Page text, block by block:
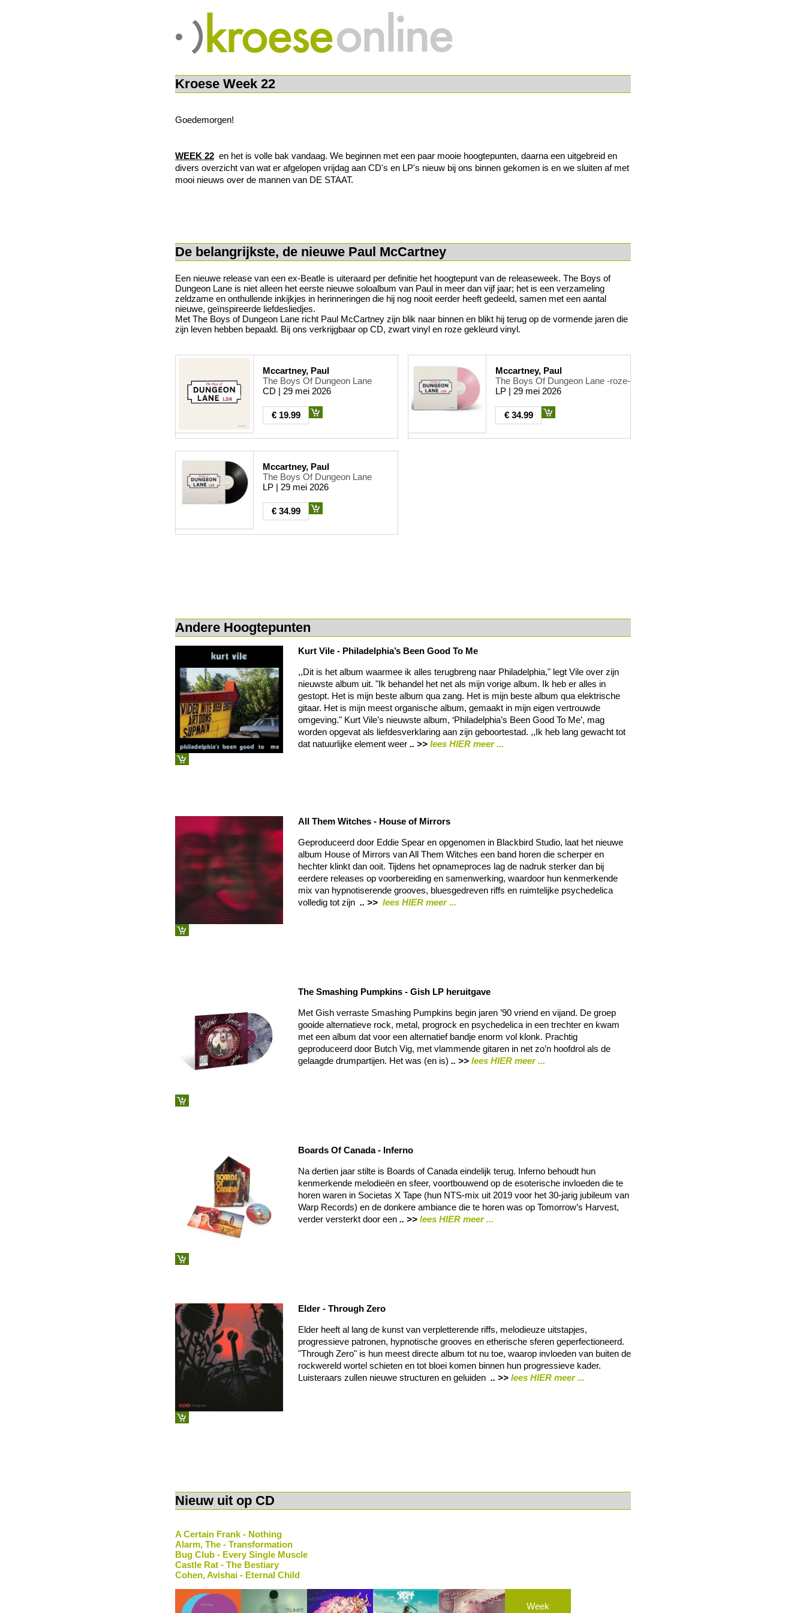
Kroese Week 22
Goedemorgen!
WEEK 22 en het is volle bak vandaag. We beginnen met een paar mooie hoogtepunten, daarna een uitgebreid en
divers overzicht van wat er afgelopen vrijdag aan CD's en LP's nieuw bij ons binnen gekomen is en we sluiten af met
mooi nieuws over de mannen van DE STAAT.
De belangrijkste, de nieuwe Paul McCartney
Een nieuwe release van een ex-Beatle is uiteraard per definitie het hoogtepunt van de releaseweek. The Boys of
Dungeon Lane is niet alleen het eerste nieuwe soloalbum van Paul in meer dan vijf jaar; het is een verzameling
zeldzame en onthullende inkijkjes in herinneringen die hij nog nooit eerder heeft gedeeld, samen met een aantal
nieuwe, geïnspireerde liefdesliedjes.
Met The Boys of Dungeon Lane richt Paul McCartney zijn blik naar binnen en blikt hij terug op de vormende jaren die
zijn leven hebben bepaald. Bij ons verkrijgbaar op CD, zwart vinyl en roze gekleurd vinyl.
Mccartney, Paul
The Boys Of Dungeon Lane
CD | 29 mei 2026
€ 19.99
Mccartney, Paul
The Boys Of Dungeon Lane -roze-
LP | 29 mei 2026
€ 34.99
Mccartney, Paul
The Boys Of Dungeon Lane
LP | 29 mei 2026
€ 34.99
Andere Hoogtepunten
Kurt Vile - Philadelphia’s Been Good To Me
,,Dit is het album waarmee ik alles terugbreng naar Philadelphia," legt Vile over zijn
nieuwste album uit. "Ik behandel het net als mijn vorige album. Ik heb er alles in
gestopt. Het is mijn beste album qua zang. Het is mijn beste album qua elektrische
gitaar. Het is mijn meest organische album, gemaakt in mijn eigen vertrouwde
omgeving." Kurt Vile’s nieuwste album, ‘Philadelphia’s Been Good To Me’, mag
worden opgevat als liefdesverklaring aan zijn geboortestad. ,,Ik heb lang gewacht tot
dat natuurlijke element weer .. >> lees HIER meer ...
All Them Witches - House of Mirrors
Geproduceerd door Eddie Spear en opgenomen in Blackbird Studio, laat het nieuwe
album House of Mirrors van All Them Witches een band horen die scherper en
hechter klinkt dan ooit. Tijdens het opnameproces lag de nadruk sterker dan bij
eerdere releases op voorbereiding en samenwerking, waardoor hun kenmerkende
mix van hypnotiserende grooves, bluesgedreven riffs en ruimtelijke psychedelica
volledig tot zijn .. >> lees HIER meer ...
The Smashing Pumpkins - Gish LP heruitgave
Met Gish verraste Smashing Pumpkins begin jaren ’90 vriend en vijand. De groep
gooide alternatieve rock, metal, progrock en psychedelica in een trechter en kwam
met een album dat voor een alternatief bandje enorm vol klonk. Prachtig
geproduceerd door Butch Vig, met vlammende gitaren in net zo’n hoofdrol als de
gelaagde drumpartijen. Het was (en is) .. >> lees HIER meer ...
Boards Of Canada - Inferno
Na dertien jaar stilte is Boards of Canada eindelijk terug. Inferno behoudt hun
kenmerkende melodieën en sfeer, voortbouwend op de esoterische invloeden die te
horen waren in Societas X Tape (hun NTS-mix uit 2019 voor het 30-jarig jubileum van
Warp Records) en de donkere ambiance die te horen was op Tomorrow’s Harvest,
verder versterkt door een .. >> lees HIER meer ...
Elder - Through Zero
Elder heeft al lang de kunst van verpletterende riffs, melodieuze uitstapjes,
progressieve patronen, hypnotische grooves en etherische sferen geperfectioneerd.
"Through Zero" is hun meest directe album tot nu toe, waarop invloeden van buiten de
rockwereld wortel schieten en tot bloei komen binnen hun progressieve kader.
Luisteraars zullen nieuwe structuren en geluiden .. >> lees HIER meer ...
Nieuw uit op CD
A Certain Frank - Nothing
Alarm, The - Transformation
Bug Club - Every Single Muscle
Castle Rat - The Bestiary
Cohen, Avishai - Eternal Child
Week